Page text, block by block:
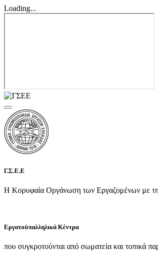
Loading...
Γ.Σ.Ε.Ε
Η Κορυφαία Οργάνωση των Εργαζομένων με την
Εργατοϋπαλληλικά Κέντρα
που συγκροτούνται από σωματεία και τοπικά